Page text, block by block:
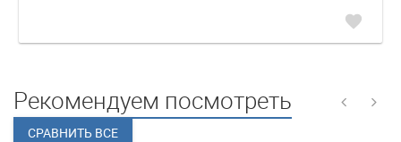
favorite
Рекомендуем посмотреть